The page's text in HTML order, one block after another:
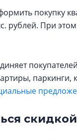
покупку
рублей. При